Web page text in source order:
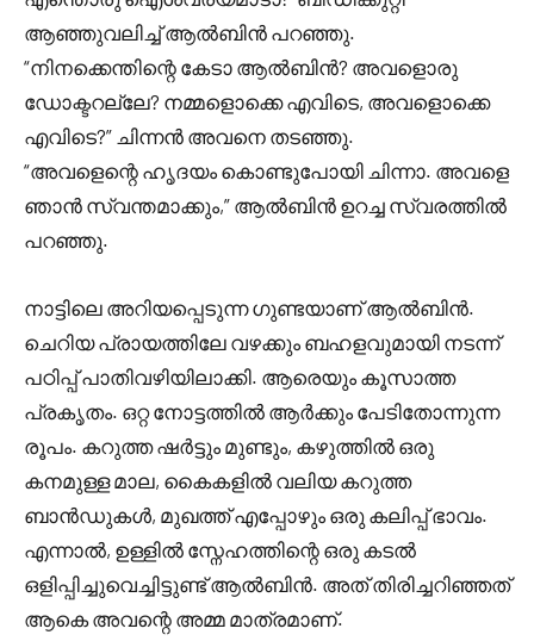
ആഞ്ഞുവലിച്ച് ആൽബിൻ പറഞ്ഞു.
“നിനക്കെന്തിന്റെ കേടാ ആൽബിൻ? അവളൊരു
ഡോക്ടറല്ലേ? നമ്മളൊക്കെ എവിടെ, അവളൊക്കെ
എവിടെ?” ചിന്നൻ അവനെ തടഞ്ഞു.
“അവളെന്റെ ഹൃദയം കൊണ്ടുപോയി ചിന്നാ. അവളെ
ഞാൻ സ്വന്തമാക്കും,” ആൽബിൻ ഉറച്ച സ്വരത്തിൽ
പറഞ്ഞു.
നാട്ടിലെ അറിയപ്പെടുന്ന ഗുണ്ടയാണ് ആൽബിൻ.
ചെറിയ പ്രായത്തിലേ വഴക്കും ബഹളവുമായി നടന്ന്
പഠിപ്പ് പാതിവഴിയിലാക്കി. ആരെയും കൂസാത്ത
പ്രകൃതം. ഒറ്റ നോട്ടത്തിൽ ആർക്കും പേടിതോന്നുന്ന
രൂപം. കറുത്ത ഷർട്ടും മുണ്ടും, കഴുത്തിൽ ഒരു
കനമുള്ള മാല, കൈകളിൽ വലിയ കറുത്ത
ബാൻഡുകൾ, മുഖത്ത് എപ്പോഴും ഒരു കലിപ്പ് ഭാവം.
എന്നാൽ, ഉള്ളിൽ സ്നേഹത്തിന്റെ ഒരു കടൽ
ഒളിപ്പിച്ചുവെച്ചിട്ടുണ്ട് ആൽബിൻ. അത് തിരിച്ചറിഞ്ഞത്
ആകെ അവന്റെ അമ്മ മാത്രമാണ്.